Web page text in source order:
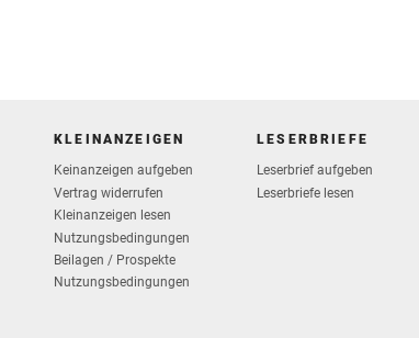
KLEINANZEIGEN
Keinanzeigen aufgeben
Vertrag widerrufen
Kleinanzeigen lesen
Nutzungsbedingungen
Beilagen / Prospekte
Nutzungsbedingungen
LESERBRIEFE
Leserbrief aufgeben
Leserbriefe lesen